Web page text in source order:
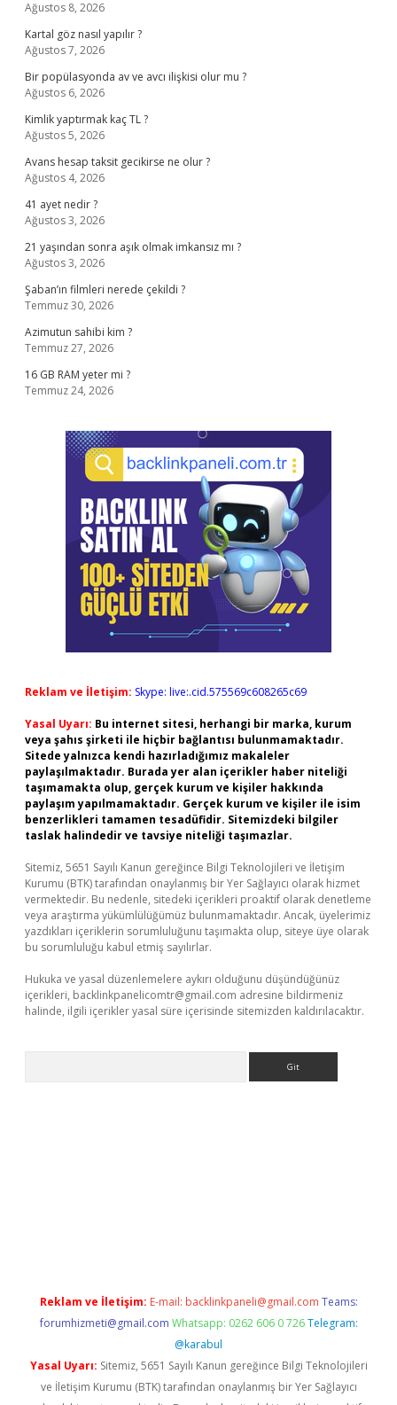
Ağustos 8, 2026
Kartal göz nasıl yapılır ?
Ağustos 7, 2026
Bir popülasyonda av ve avcı ilişkisi olur mu ?
Ağustos 6, 2026
Kimlik yaptırmak kaç TL ?
Ağustos 5, 2026
Avans hesap taksit gecikirse ne olur ?
Ağustos 4, 2026
41 ayet nedir ?
Ağustos 3, 2026
21 yaşından sonra aşık olmak imkansız mı ?
Ağustos 3, 2026
Şaban’ın filmleri nerede çekildi ?
Temmuz 30, 2026
Azimutun sahibi kim ?
Temmuz 27, 2026
16 GB RAM yeter mi ?
Temmuz 24, 2026
Reklam ve İletişim: Skype: live:.cid.575569c608265c69
Yasal Uyarı: Bu internet sitesi, herhangi bir marka, kurum
veya şahıs şirketi ile hiçbir bağlantısı bulunmamaktadır.
Sitede yalnızca kendi hazırladığımız makaleler
paylaşılmaktadır. Burada yer alan içerikler haber niteliği
taşımamakta olup, gerçek kurum ve kişiler hakkında
paylaşım yapılmamaktadır. Gerçek kurum ve kişiler ile isim
benzerlikleri tamamen tesadüfidir. Sitemizdeki bilgiler
taslak halindedir ve tavsiye niteliği taşımazlar.
Sitemiz, 5651 Sayılı Kanun gereğince Bilgi Teknolojileri ve İletişim
Kurumu (BTK) tarafından onaylanmış bir Yer Sağlayıcı olarak hizmet
vermektedir. Bu nedenle, sitedeki içerikleri proaktif olarak denetleme
veya araştırma yükümlülüğümüz bulunmamaktadır. Ancak, üyelerimiz
yazdıkları içeriklerin sorumluluğunu taşımakta olup, siteye üye olarak
bu sorumluluğu kabul etmiş sayılırlar.
Hukuka ve yasal düzenlemelere aykırı olduğunu düşündüğünüz
içerikleri, backlinkpanelicomtr@gmail.com adresine bildirmeniz
halinde, ilgili içerikler yasal süre içerisinde sitemizden kaldırılacaktır.
Reklam ve İletişim: E-mail: backlinkpaneli@gmail.com Teams:
forumhizmeti@gmail.com Whatsapp: 0262 606 0 726 Telegram:
@karabul
Yasal Uyarı: Sitemiz, 5651 Sayılı Kanun gereğince Bilgi Teknolojileri
ve İletişim Kurumu (BTK) tarafından onaylanmış bir Yer Sağlayıcı